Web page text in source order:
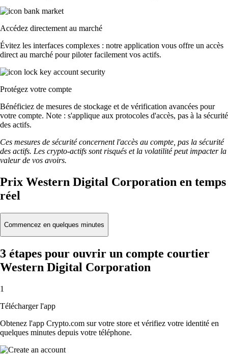
Accédez directement au marché
Évitez les interfaces complexes : notre application vous offre un accès
direct au marché pour piloter facilement vos actifs.
Protégez votre compte
Bénéficiez de mesures de stockage et de vérification avancées pour
votre compte. Note : s'applique aux protocoles d'accès, pas à la sécurité
des actifs.
Ces mesures de sécurité concernent l'accès au compte, pas la sécurité
des actifs. Les crypto-actifs sont risqués et la volatilité peut impacter la
valeur de vos avoirs.
Prix Western Digital Corporation en temps
réel
Commencez en quelques minutes
3 étapes pour ouvrir un compte courtier
Western Digital Corporation
1
Télécharger l'app
Obtenez l'app Crypto.com sur votre store et vérifiez votre identité en
quelques minutes depuis votre téléphone.